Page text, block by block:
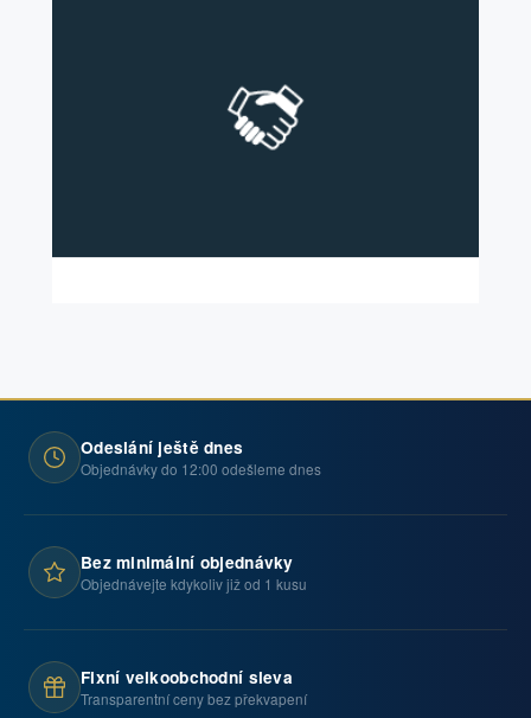
Odeslání ještě dnes
Objednávky do 12:00 odešleme dnes
Bez minimální objednávky
Objednávejte kdykoliv již od 1 kusu
Fixní velkoobchodní sleva
Transparentní ceny bez překvapení